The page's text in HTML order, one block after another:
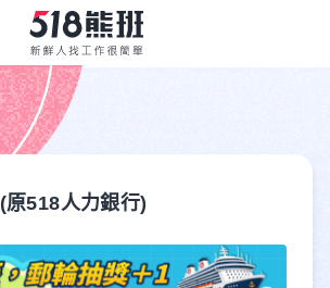
(原518人力銀行)